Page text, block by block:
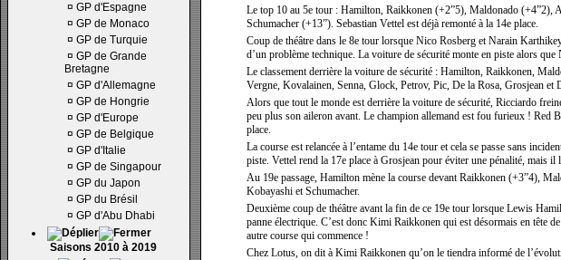
¤ GP d'Espagne
¤ GP de Monaco
¤ GP de Turquie
¤ GP de Grande
Bretagne
¤ GP d'Allemagne
¤ GP de Hongrie
¤ GP d'Europe
¤ GP de Belgique
¤ GP d'Italie
¤ GP de Singapour
¤ GP du Japon
¤ GP du Brésil
¤ GP d'Abu Dhabi
Saisons 2010 à 2019
Le top 10 au 5e tour : Hamilton, Raikkonen (+2”5), Maldonado
Schumacher (+13”). Sebastian Vettel est déjà remonté à la 14e place.
Coup de théâtre dans le 8e tour lorsque Nico Rosberg et Narain
d’un problème technique. La voiture de sécurité monte en piste alors
Le classement derrière la voiture de sécurité : Hamilton, Raikkonen,
Vergne, Kovalainen, Senna, Glock, Petrov, Pic, De la Rosa, Grosjean et
Alors que tout le monde est derrière la voiture de sécurité, Ricciardo
peu plus son aileron avant. Le champion allemand est fou furieux ! Red
place.
La course est relancée à l’entame du 14e tour et cela se passe sans
piste. Vettel rend la 17e place à Grosjean pour éviter une pénalité, mais
Au 19e passage, Hamilton mène la course devant Raikkonen (+3”4),
Kobayashi et Schumacher.
Deuxième coup de théâtre avant la fin de ce 19e tour lorsque Lewis
panne électrique. C’est donc Kimi Raikkonen qui est désormais en tête
autre course qui commence !
Chez Lotus, on dit à Kimi Raikkonen qu’on le tiendra informé de